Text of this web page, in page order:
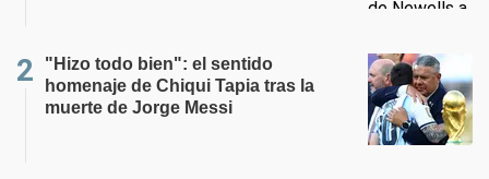
"Hizo todo bien": el sentido
homenaje de Chiqui Tapia tras la
muerte de Jorge Messi